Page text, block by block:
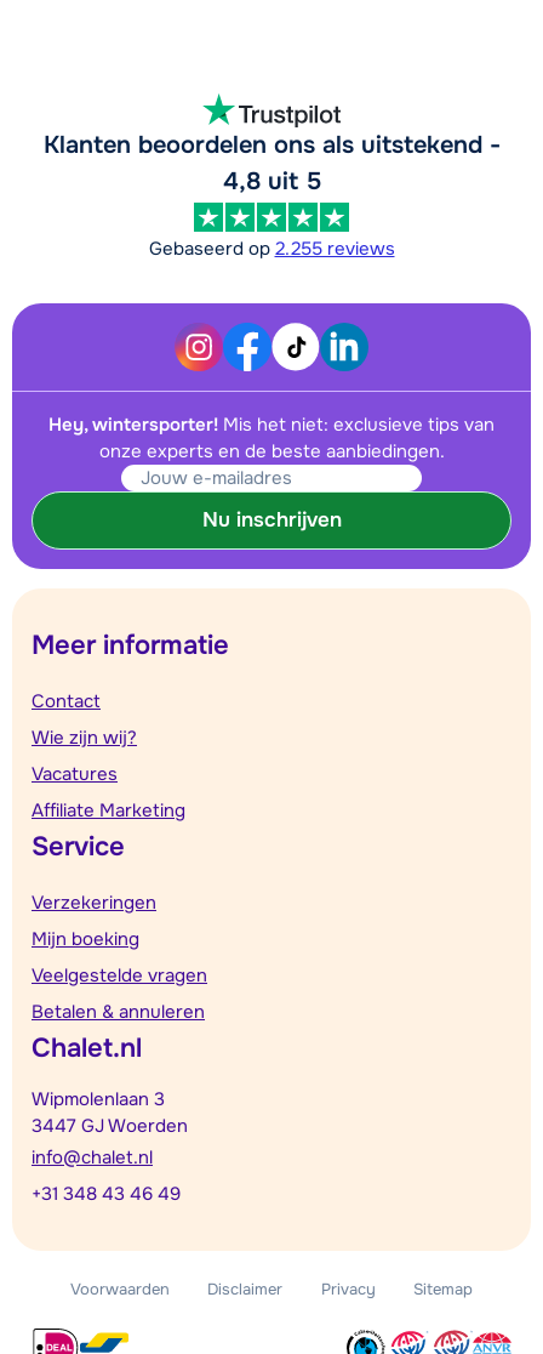
Klanten beoordelen ons als uitstekend -
4,8 uit 5
Gebaseerd op 2.255 reviews
Hey, wintersporter! Mis het niet: exclusieve tips van
onze experts en de beste aanbiedingen.
Nu inschrijven
Meer informatie
Contact
Wie zijn wij?
Vacatures
Affiliate Marketing
Service
Verzekeringen
Mijn boeking
Veelgestelde vragen
Betalen & annuleren
Chalet.nl
Wipmolenlaan 3
3447 GJ Woerden
info@chalet.nl
+31 348 43 46 49
Voorwaarden Disclaimer Privacy Sitemap